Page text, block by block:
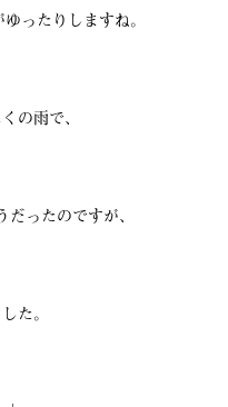
ったりしますね。
の雨で、
ったのですが、
た。